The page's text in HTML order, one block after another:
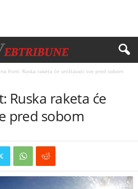
na front: Ruska raketa će uništavati sve pred sobom
Ruska raketa će
pred sobom